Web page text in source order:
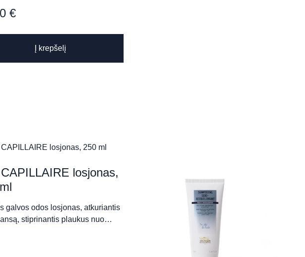
€
Į krepšelį
losjonas,
galvos odos losjonas, atkuriantis
stiprinantis plaukus nuo…